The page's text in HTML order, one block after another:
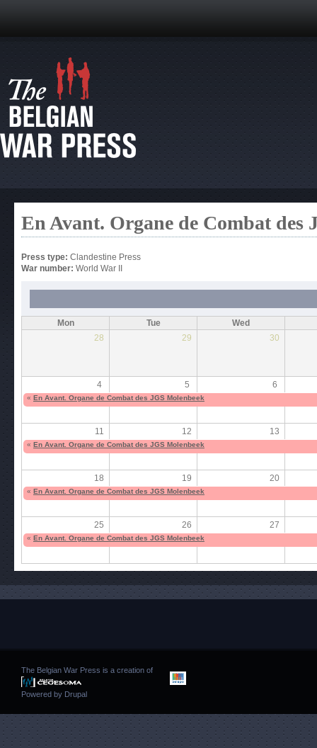
En Avant. Organe de Combat des
Press type: Clandestine Press
War number: World War II
Mon Tue
Wed
28
29 30
4 5 6
« En Avant. Organe de Combat des JGS Molenbeek
11 12 13
« En Avant. Organe de Combat des JGS Molenbeek
18 19 20
« En Avant. Organe de Combat des JGS Molenbeek
25 26 27
« En Avant. Organe de Combat des JGS Molenbeek
The Belgian War Press is a creation of
Powered by Drupal